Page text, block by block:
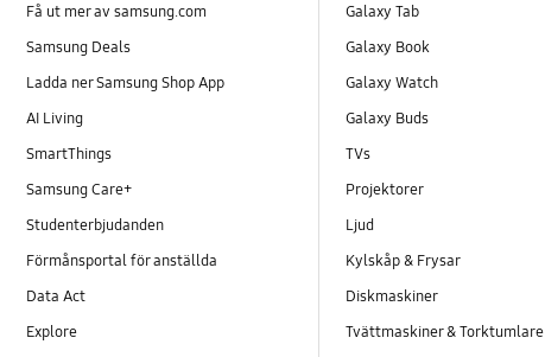
Få ut mer av samsung.com
Samsung Deals
Ladda ner Samsung Shop App
AI Living
SmartThings
Samsung Care+
Studenterbjudanden
Förmånsportal för anställda
Data Act
Explore
Galaxy Tab
Galaxy Book
Galaxy Watch
Galaxy Buds
TVs
Projektorer
Ljud
Kylskåp & Frysar
Diskmaskiner
Tvättmaskiner & Torktumlare